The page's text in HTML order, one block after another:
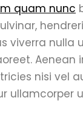
quam nunc
viverra nulla
Aenean
nisi vel
ullamcorper